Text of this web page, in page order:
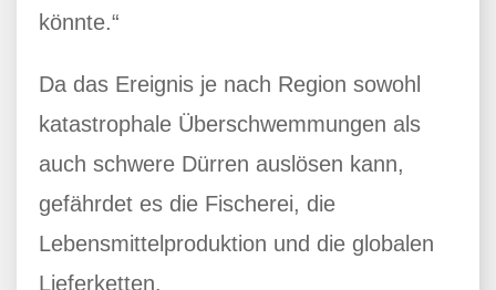
könnte.“
Da das Ereignis je nach Region sowohl
katastrophale Überschwemmungen als
auch schwere Dürren auslösen kann,
gefährdet es die Fischerei, die
Lebensmittelproduktion und die globalen
Lieferketten.